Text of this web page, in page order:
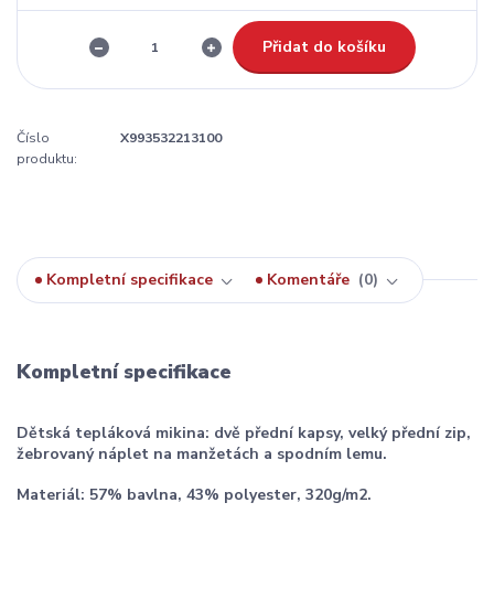
Přidat do košíku
Číslo
produktu:
X993532213100
Kompletní specifikace Komentáře 0
Kompletní specifikace
Dětská tepláková mikina: dvě přední kapsy, velký přední zip,
žebrovaný náplet na manžetách a spodním lemu.
Materiál: 57% bavlna, 43% polyester, 320g/m2.